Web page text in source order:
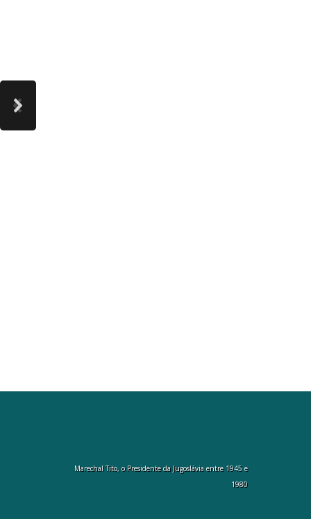
Marechal Tito, o Presidente da Jugoslávia entre 1945 e
1980